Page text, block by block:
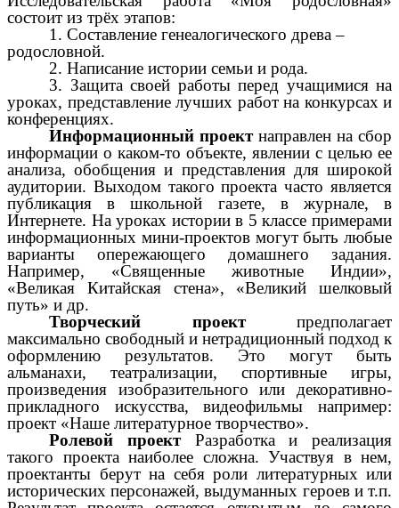
состоит из трёх этапов:
1. Составление генеалогического древа –
родословной.
2. Написание истории семьи и рода.
3. Защита своей работы перед учащимися на
уроках, представление лучших работ на конкурсах и
конференциях.
Информационный проектнаправлен на сбор
информации о каком-то объекте, явлении с целью ее
анализа, обобщения и представления для широкой
аудитории. Выходом такого проекта часто является
публикация в школьной газете, в журнале, в
Интернете. На уроках истории в 5 классе примерами
информационных мини-проектов могут быть любые
варианты опережающего домашнего задания.
Например, «Священные животные Индии»,
«Великая Китайская стена», «Великий шелковый
путь» и др.
Творческий проект предполагает
максимально свободный и нетрадиционный подход к
оформлению результатов. Это могут быть
альманахи, театрализации, спортивные игры,
произведения изобразительного или декоративно-
прикладного искусства, видеофильмы например:
проект «Наше литературное творчество».
Ролевой проект Разработка и реализация
такого проекта наиболее сложна. Участвуя в нем,
проектанты берут на себя роли литературных или
исторических персонажей, выдуманных героев и т.п.